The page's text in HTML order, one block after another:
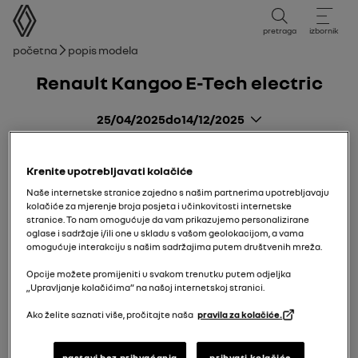
korisnički priručnik
pretraga izbornik
mrvice
Početna Popis modela
Renault Kangoo E-Tech electric
25/04/2025do14/12/2025
Krenite upotrebljavati kolačiće
Naše internetske stranice zajedno s našim partnerima upotrebljavaju
kolačiće za mjerenje broja posjeta i učinkovitosti internetske
stranice. To nam omogućuje da vam prikazujemo personalizirane
oglase i sadržaje i/ili one u skladu s vašom geolokacijom, a vama
omogućuje interakciju s našim sadržajima putem društvenih mreža.
Opcije možete promijeniti u svakom trenutku putem odjeljka
„Upravljanje kolačićima” na našoj internetskoj stranici.
Ako želite saznati više, pročitajte naša pravila za kolačiće.